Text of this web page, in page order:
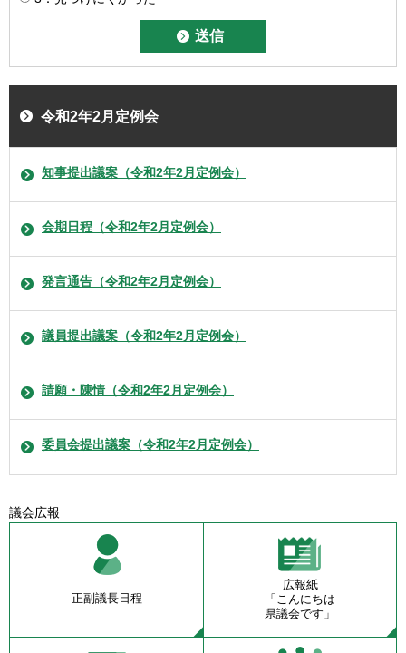
令和2年2月定例会
知事提出議案（令和2年2月定例会）
会期日程（令和2年2月定例会）
発言通告（令和2年2月定例会）
議員提出議案（令和2年2月定例会）
請願・陳情（令和2年2月定例会）
委員会提出議案（令和2年2月定例会）
議会広報
正副議長日程
広報紙
「こんにちは
県議会です」